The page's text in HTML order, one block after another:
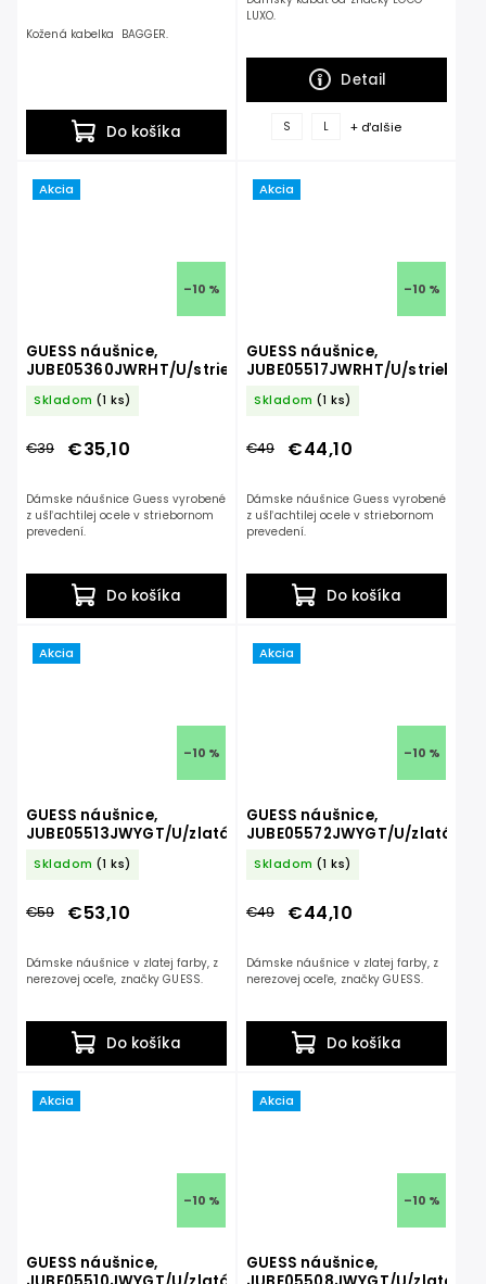
Do košíka
Kožená kabelka BAGGER.
Detail
LUXO.
S L + ďalšie
Akcia
–10 %
GUESS náušnice,
JUBE05360JWRHT/U/strieborná
Skladom (1 ks)
€39 €35,10
Do košíka
Dámske náušnice Guess vyrobené
z ušľachtilej ocele v striebornom
prevedení.
Akcia
–10 %
GUESS náušnice,
JUBE05517JWRHT/U/
Skladom (1 ks)
€49 €44,10
Do košíka
Dámske náušnice Guess vyrobené
z ušľachtilej ocele v striebornom
prevedení.
Akcia
–10 %
GUESS náušnice,
JUBE05513JWYGT/U/zlatá
Skladom (1 ks)
€59 €53,10
Do košíka
Dámske náušnice v zlatej farby, z
nerezovej oceľe, značky GUESS.
Akcia
–10 %
GUESS náušnice,
JUBE05572JWYGT/U/zlatá
Skladom (1 ks)
€49 €44,10
Do košíka
Dámske náušnice v zlatej farby, z
nerezovej oceľe, značky GUESS.
Akcia
–10 %
GUESS náušnice,
Akcia
–10 %
GUESS náušnice,